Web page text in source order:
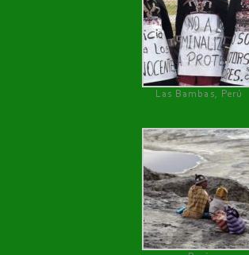
Las Bambas, Perú